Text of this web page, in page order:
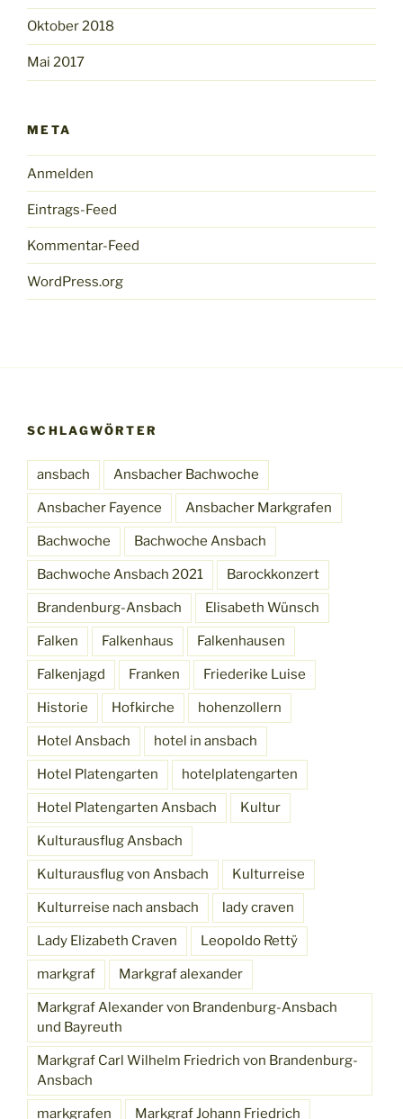
Oktober 2018
Mai 2017
META
Anmelden
Eintrags-Feed
Kommentar-Feed
WordPress.org
SCHLAGWÖRTER
ansbach Ansbacher Bachwoche
Ansbacher Fayence Ansbacher Markgrafen
Bachwoche Bachwoche Ansbach
Bachwoche Ansbach 2021 Barockkonzert
Brandenburg-Ansbach Elisabeth Wünsch
Falken Falkenhaus Falkenhausen
Falkenjagd Franken Friederike Luise
Historie Hofkirche hohenzollern
Hotel Ansbach hotel in ansbach
Hotel Platengarten hotelplatengarten
Hotel Platengarten Ansbach Kultur
Kulturausflug Ansbach
Kulturausflug von Ansbach Kulturreise
Kulturreise nach ansbach lady craven
Lady Elizabeth Craven Leopoldo Rettÿ
markgraf Markgraf alexander
Markgraf Alexander von Brandenburg-Ansbach
und Bayreuth
Markgraf Carl Wilhelm Friedrich von Brandenburg-
Ansbach
markgrafen Markgraf Johann Friedrich